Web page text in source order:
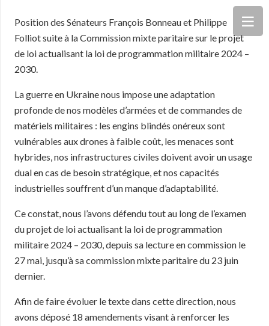
Position des Sénateurs François Bonneau et Philippe
Folliot suite à la Commission mixte paritaire sur le projet
de loi actualisant la loi de programmation militaire 2024 –
2030.
La guerre en Ukraine nous impose une adaptation
profonde de nos modèles d’armées et de commandes de
matériels militaires : les engins blindés onéreux sont
vulnérables aux drones à faible coût, les menaces sont
hybrides, nos infrastructures civiles doivent avoir un usage
dual en cas de besoin stratégique, et nos capacités
industrielles souffrent d’un manque d’adaptabilité.
Ce constat, nous l’avons défendu tout au long de l’examen
du projet de loi actualisant la loi de programmation
militaire 2024 – 2030, depuis sa lecture en commission le
27 mai, jusqu’à sa commission mixte paritaire du 23 juin
dernier.
Afin de faire évoluer le texte dans cette direction, nous
avons déposé 18 amendements visant à renforcer les